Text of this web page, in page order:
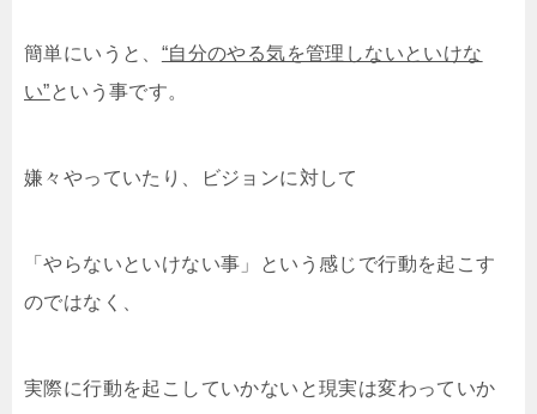
簡単にいうと、 “自分のやる気を管理しないといけな
い”という事です。
嫌々やっていたり、ビジョンに対して
「やらないといけない事」という感じで行動を起こす
のではなく、
実際に行動を起こしていかないと現実は変わっていか